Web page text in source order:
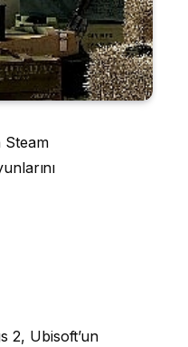
Steam
2, Ubisoft’un